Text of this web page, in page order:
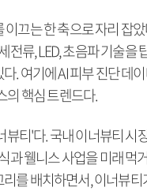
끄는 한 축으로 자리 잡
류, LED, 초음파 기술
. 여기에 AI 피부 진단 데
의 핵심 트렌드다.
티'다. 국내 이너뷰티 시
웰니스 사업을 미래 먹
를 배치하면서, 이너뷰